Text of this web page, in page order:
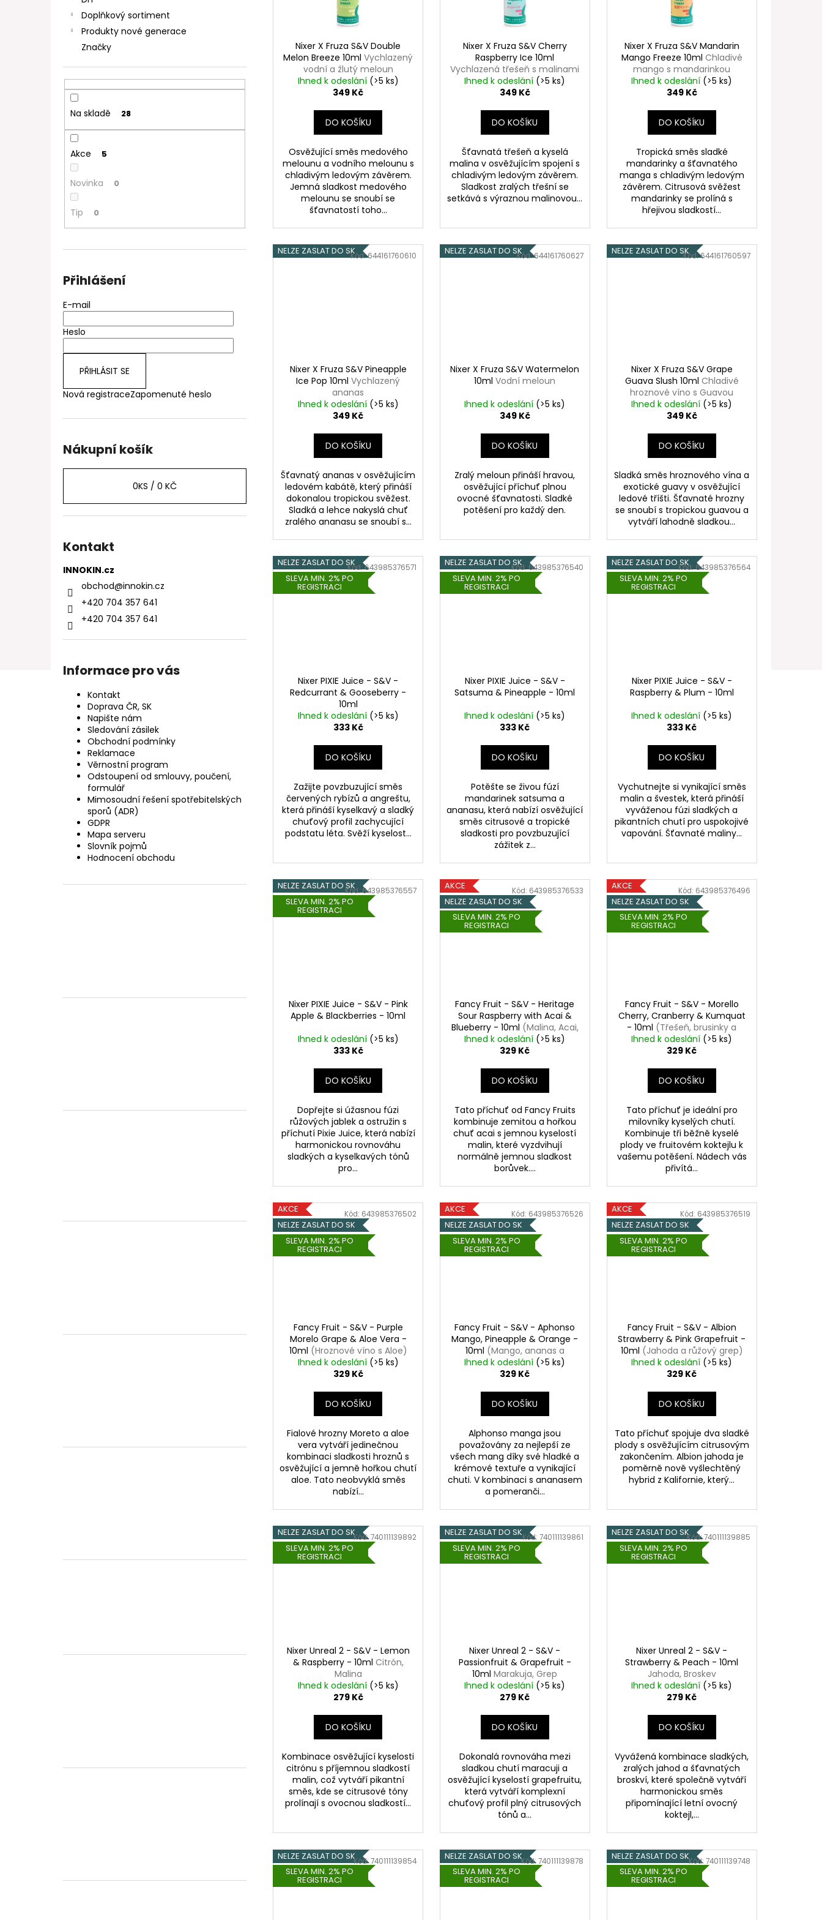
Doplňkový sortiment
Produkty nové generace
Značky
Na skladě 28
Akce 5
Novinka 0
Tip 0
Přihlášení
E-mail
Heslo
PŘIHLÁSIT SE
Nová registraceZapomenuté heslo
Nákupní košík
0KS / 0 KČ
Kontakt
INNOKIN.cz
obchod@innokin.cz
+420 704 357 641
+420 704 357 641
Informace pro vás
Kontakt
Doprava ČR, SK
Napište nám
Sledování zásilek
Obchodní podmínky
Reklamace
Věrnostní program
Odstoupení od smlouvy, poučení,
formulář
Mimosoudní řešení spotřebitelských
sporů (ADR)
GDPR
Mapa serveru
Slovník pojmů
Hodnocení obchodu
Nixer X Fruza S&V Double
Melon Breeze 10mlVychlazený
vodní a žlutý meloun
Ihned k odeslání (>5 ks)
349 Kč
DO KOŠÍKU
Osvěžující směs medového
melounu a vodního melounu s
chladivým ledovým závěrem.
Jemná sladkost medového
melounu se snoubí se
šťavnatostí toho...
Nixer X Fruza S&V Cherry
Raspberry Ice 10ml
Vychlazená třešeň s malinami
Ihned k odeslání (>5 ks)
349 Kč
DO KOŠÍKU
Šťavnatá třešeň a kyselá
malina v osvěžujícím spojení s
chladivým ledovým závěrem.
Sladkost zralých třešní se
setkává s výraznou malinovou...
Nixer X Fruza S&V Mandarin
Mango Freeze 10ml Chladivé
mango s mandarinkou
Ihned k odeslání (>5 ks)
349 Kč
DO KOŠÍKU
Tropická směs sladké
mandarinky a šťavnatého
manga s chladivým ledovým
závěrem. Citrusová svěžest
mandarinky se prolíná s
hřejivou sladkostí...
NELZE ZASLAT DO SK
Nixer X Fruza S&V Pineapple
Ice Pop 10mlVychlazený
ananas
Ihned k odeslání (>5 ks)
349 Kč
DO KOŠÍKU
Šťavnatý ananas v osvěžujícím
ledovém kabátě, který přináší
dokonalou tropickou svěžest.
Sladká a lehce nakyslá chuť
zralého ananasu se snoubí s...
Kód:644161760610 NELZE ZASLAT DO SK
Nixer X Fruza S&V Watermelon
10mlVodní meloun
Ihned k odeslání (>5 ks)
349 Kč
DO KOŠÍKU
Zralý meloun přináší hravou,
osvěžující příchuť plnou
ovocné šťavnatosti. Sladké
potěšení pro každý den.
Kód:644161760627 NELZE ZASLAT DO SK
Nixer X Fruza S&V Grape
Guava Slush 10ml Chladivé
hroznové víno s Guavou
Ihned k odeslání (>5 ks)
349 Kč
DO KOŠÍKU
Sladká směs hroznového vína a
exotické guavy v osvěžující
ledové tříšti. Šťavnaté hrozny
se snoubí s tropickou guavou a
vytváří lahodně sladkou...
Kód:644161760597
NELZE ZASLAT DO SK
SLEVA MIN. 2% PO
REGISTRACI
Nixer PIXIE Juice - S&V -
Redcurrant & Gooseberry -
10ml
Ihned k odeslání (>5 ks)
333 Kč
DO KOŠÍKU
Zažijte povzbuzující směs
červených rybízů a angreštu,
která přináší kyselkavý a sladký
chuťový profil zachycující
podstatu léta. Svěží kyselost...
Kód:643985376571
NELZE ZASLAT DO SK
SLEVA MIN. 2% PO
REGISTRACI
Nixer PIXIE Juice - S&V -
Satsuma & Pineapple - 10ml
Ihned k odeslání (>5 ks)
333 Kč
DO KOŠÍKU
Potěšte se živou fúzí
mandarinek satsuma a
ananasu, která nabízí osvěžující
směs citrusové a tropické
sladkosti pro povzbuzující
zážitek z...
Kód:643985376540
NELZE ZASLAT DO SK
SLEVA MIN. 2% PO
REGISTRACI
Nixer PIXIE Juice - S&V -
Raspberry & Plum - 10ml
Ihned k odeslání (>5 ks)
333 Kč
DO KOŠÍKU
Vychutnejte si vynikající směs
malin a švestek, která přináší
vyváženou fúzi sladkých a
pikantních chutí pro uspokojivé
vapování. Šťavnaté maliny...
Kód:643985376564
NELZE ZASLAT DO SK
SLEVA MIN. 2% PO
REGISTRACI
Nixer PIXIE Juice - S&V - Pink
Apple & Blackberries - 10ml
Ihned k odeslání (>5 ks)
333 Kč
DO KOŠÍKU
Dopřejte si úžasnou fúzi
růžových jablek a ostružin s
příchutí Pixie Juice, která nabízí
harmonickou rovnováhu
sladkých a kyselkavých tónů
pro...
Kód:643985376557
AKCE
NELZE ZASLAT DO SK
SLEVA MIN. 2% PO
REGISTRACI
Fancy Fruit - S&V - Heritage
Sour Raspberry with Acai &
Blueberry - 10ml (Malina, Acai,
borůvky)
Ihned k odeslání (>5 ks)
329 Kč
DO KOŠÍKU
Tato příchuť od Fancy Fruits
kombinuje zemitou a hořkou
chuť acai s jemnou kyselostí
malin, které vyzdvihují
normálně jemnou sladkost
borůvek....
Kód: 643985376533
AKCE
NELZE ZASLAT DO SK
SLEVA MIN. 2% PO
REGISTRACI
Fancy Fruit - S&V - Morello
Cherry, Cranberry & Kumquat
- 10ml (Třešeň, brusinky a
Kumquat)
Ihned k odeslání (>5 ks)
329 Kč
DO KOŠÍKU
Tato příchuť je ideální pro
milovníky kyselých chutí.
Kombinuje tři běžně kyselé
plody ve fruitovém koktejlu k
vašemu potěšení. Nádech vás
přivítá...
Kód: 643985376496
AKCE
NELZE ZASLAT DO SK
SLEVA MIN. 2% PO
REGISTRACI
Fancy Fruit - S&V - Purple
Morelo Grape & Aloe Vera -
10ml (Hroznové víno s Aloe)
Ihned k odeslání (>5 ks)
329 Kč
DO KOŠÍKU
Fialové hrozny Moreto a aloe
vera vytváří jedinečnou
kombinaci sladkosti hroznů s
osvěžující a jemně hořkou chutí
aloe. Tato neobvyklá směs
nabízí...
Kód: 643985376502
AKCE
NELZE ZASLAT DO SK
SLEVA MIN. 2% PO
REGISTRACI
Fancy Fruit - S&V - Aphonso
Mango, Pineapple & Orange -
10ml (Mango, ananas a
pomeranč)
Ihned k odeslání (>5 ks)
329 Kč
DO KOŠÍKU
Alphonso manga jsou
považovány za nejlepší ze
všech mang díky své hladké a
krémové textuře a vynikající
chuti. V kombinaci s ananasem
a pomeranči...
Kód: 643985376526
AKCE
NELZE ZASLAT DO SK
SLEVA MIN. 2% PO
REGISTRACI
Fancy Fruit - S&V - Albion
Strawberry & Pink Grapefruit -
10ml (Jahoda a růžový grep)
Ihned k odeslání (>5 ks)
329 Kč
DO KOŠÍKU
Tato příchuť spojuje dva sladké
plody s osvěžujícím citrusovým
zakončením. Albion jahoda je
poměrně nově vyšlechtěný
hybrid z Kalifornie, který...
Kód: 643985376519
NELZE ZASLAT DO SK
SLEVA MIN. 2% PO
REGISTRACI
Nixer Unreal 2 - S&V - Lemon
& Raspberry - 10ml Citrón,
Malina
Ihned k odeslání (>5 ks)
279 Kč
DO KOŠÍKU
Kombinace osvěžující kyselosti
citrónu s příjemnou sladkostí
malin, což vytváří pikantní
směs, kde se citrusové tóny
prolínají s ovocnou sladkostí...
Kód:740111139892
NELZE ZASLAT DO SK
SLEVA MIN. 2% PO
REGISTRACI
Nixer Unreal 2 - S&V -
Passionfruit & Grapefruit -
10mlMarakuja, Grep
Ihned k odeslání (>5 ks)
279 Kč
DO KOŠÍKU
Dokonalá rovnováha mezi
sladkou chutí maracuji a
osvěžující kyselostí grapefruitu,
která vytváří komplexní
chuťový profil plný citrusových
tónů a...
Kód: 740111139861
NELZE ZASLAT DO SK
SLEVA MIN. 2% PO
REGISTRACI
Nixer Unreal 2 - S&V -
Strawberry & Peach - 10ml
Jahoda, Broskev
Ihned k odeslání (>5 ks)
279 Kč
DO KOŠÍKU
Vyvážená kombinace sladkých,
zralých jahod a šťavnatých
broskví, které společně vytváří
harmonickou směs
připomínající letní ovocný
koktejl,...
Kód:740111139885
NELZE ZASLAT DO SK
SLEVA MIN. 2% PO
REGISTRACI
Kód:740111139854
NELZE ZASLAT DO SK
SLEVA MIN. 2% PO
REGISTRACI
Kód:740111139878
NELZE ZASLAT DO SK
SLEVA MIN. 2% PO
REGISTRACI
Kód: 740111139748
DEKANG DESERT SHIP 10ML 11MG
154 Kč
Původně: 195 Kč
DEKANG DESERT SHIP 10ML 6MG
195 Kč
OXVA XLIM TOP FILL SS POD CARTRIDGE
1,2OHM 2ML